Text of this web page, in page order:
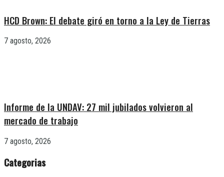
HCD Brown: El debate giró en torno a la Ley de Tierras
7 agosto, 2026
Informe de la UNDAV: 27 mil jubilados volvieron al
mercado de trabajo
7 agosto, 2026
Categorias